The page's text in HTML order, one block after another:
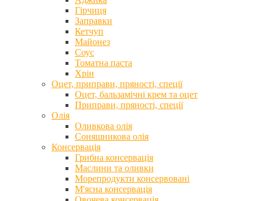
Гірчиця
Заправки
Кетчуп
Майонез
Соус
Томатна паста
Хрін
Оцет, приправи, пряності, спеції
Оцет, бальзамічні крем та оцет
Приправи, пряності, спеції
Олія
Оливкова олія
Соняшникова олія
Консервація
Грибна консервація
Маслини та оливки
Морепродукти консервовані
М'ясна консервація